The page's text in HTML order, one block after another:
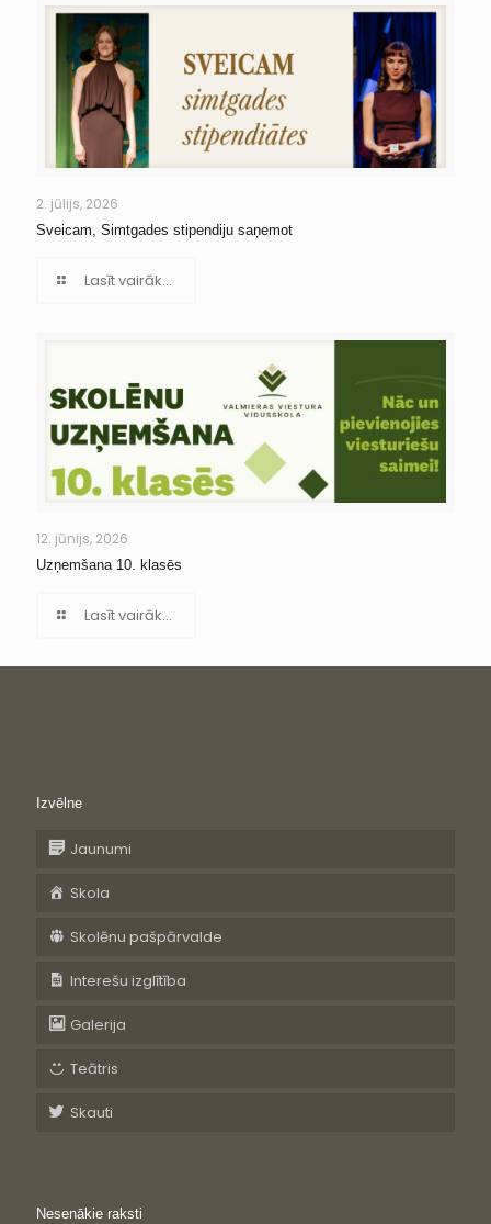
2. jūlijs, 2026
Sveicam, Simtgades stipendiju saņemot
Lasīt vairāk...
12. jūnijs, 2026
Uzņemšana 10. klasēs
Lasīt vairāk...
Izvēlne
Jaunumi
Skola
Skolēnu pašpārvalde
Interešu izglītība
Galerija
Teātris
Skauti
Nesenākie raksti